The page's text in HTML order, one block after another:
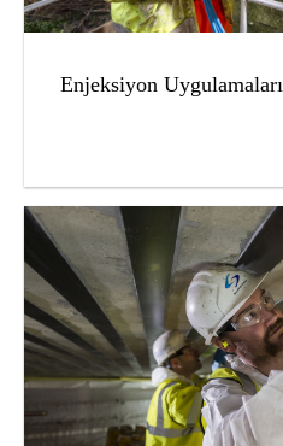
Enjeksiyon Uygulamaları